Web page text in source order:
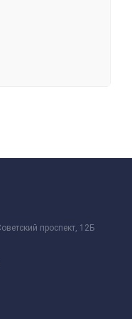
проспект, 12Б